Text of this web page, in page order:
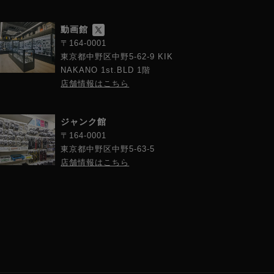
対応
動画館
〒164-0001
東京都中野区中野5-62-9 KIK
NAKANO 1st.BLD 1階
店舗情報はこちら
ジャンク館
〒164-0001
東京都中野区中野5-63-5
店舗情報はこちら